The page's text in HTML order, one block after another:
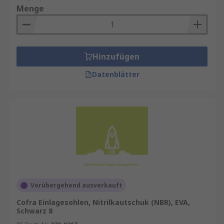
den Beinen sind.
Memory Foam Einlegesohlen
passen sich der Form Ihrer Füße an und
bieten individuellen Komfort und
Die Auswahl der richtigen Einlegesohlen hängt
Aktivitäten ab. Hier sind einige Tipps, die Ihnen
Berücksichtigen Sie Ihre Fußform und -
Fußprobleme haben, sollten Sie
orthopädische Einlegesohlen in Betracht
ziehen.
Menge
Hinzufügen
Datenblätter
Vorübergehend ausverkauft
Cofra Einlagesohlen, Nitrilkautschuk (NBR), EVA,
Schwarz 8